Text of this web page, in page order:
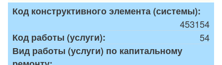
Код конструктивного элемента (системы):
453154
Код работы (услуги):
54
Вид работы (услуги) по капитальному